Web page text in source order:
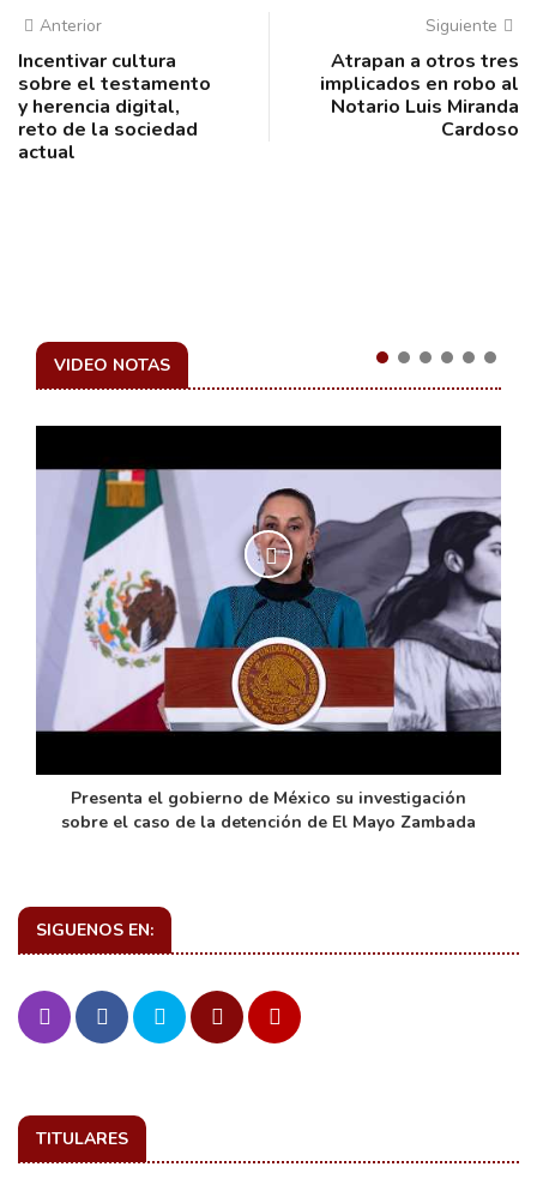
Anterior
Incentivar cultura
sobre el testamento
y herencia digital,
reto de la sociedad
actual
Siguiente
Atrapan a otros tres
implicados en robo al
Notario Luis Miranda
Cardoso
VIDEO NOTAS
Presenta el gobierno de México su investigación
sobre el caso de la detención de El Mayo Zambada
SIGUENOS EN:
TITULARES